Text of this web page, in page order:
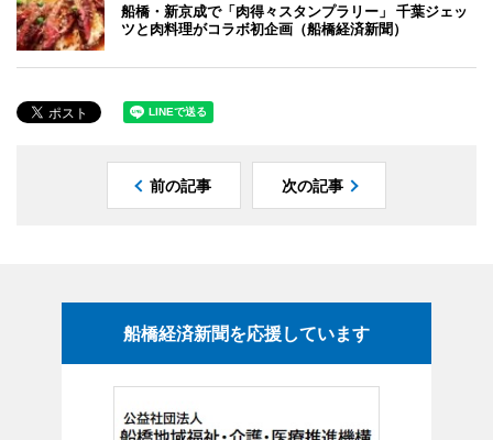
船橋・新京成で「肉得々スタンプラリー」 千葉ジェッ
ツと肉料理がコラボ初企画（船橋経済新聞）
前の記事 次の記事
船橋経済新聞を応援しています